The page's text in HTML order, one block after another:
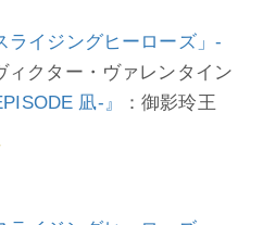
ライジングヒーローズ」-
ィクター・ヴァレンタイン
凪-』
：御影玲王